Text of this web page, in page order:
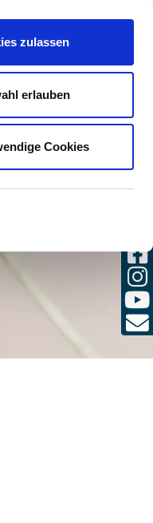
zulassen
erlauben
Cookies
DE / IT